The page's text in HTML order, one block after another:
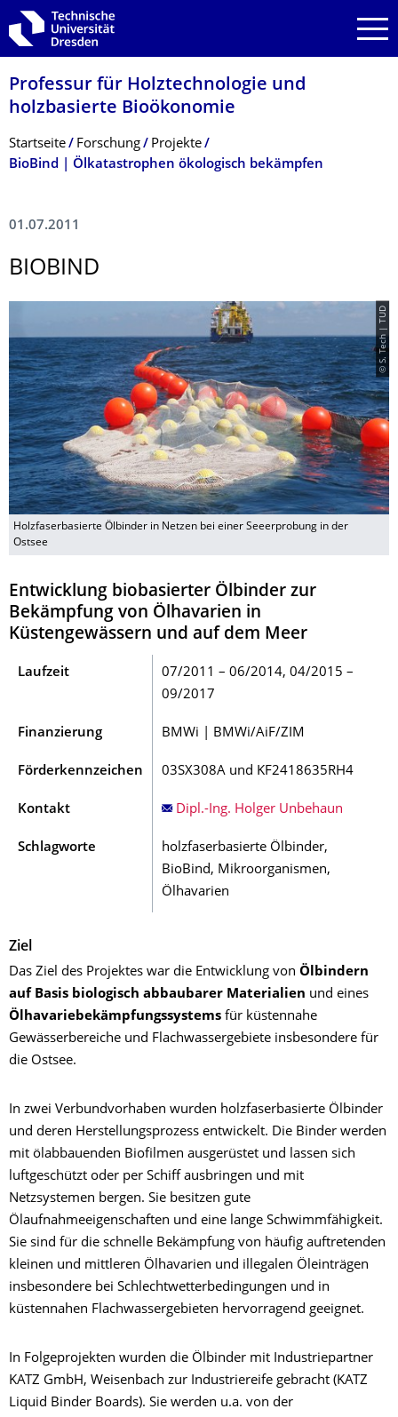
Zur Hauptnavigation springen
Zur Suche springen
Zum Inhalt springen
Professur für Holztechnologie und
holzbasierte Bioökonomie
Breadcrumb-Menü
Startseite Forschung
Projekte
BioBind | Ölkatastrophen ökologisch bekämpfen
01.07.2011
BIOBIND
© S. Tech | TUD
Holzfaserbasierte Ölbinder in Netzen bei einer Seeerprobung in der
Ostsee
Entwicklung biobasierter Ölbinder zur
Bekämpfung von Ölhavarien in
Küstengewässern und auf dem Meer
Laufzeit
07/2011 – 06/2014, 04/2015 –
09/2017
Finanzierung BMWi | BMWi/AiF/ZIM
Förderkennzeichen 03SX308A und KF2418635RH4
Kontakt Dipl.-Ing. Holger Unbehaun
Schlagworte
holzfaserbasierte Ölbinder,
BioBind, Mikroorganismen,
Ölhavarien
Ziel
Das Ziel des Projektes war die Entwicklung von Ölbindern
auf Basis biologisch abbaubarer Materialien und eines
Ölhavariebekämpfungssystems für küstennahe
Gewässerbereiche und Flachwassergebiete insbesondere für
die Ostsee.
In zwei Verbundvorhaben wurden holzfaserbasierte Ölbinder
und deren Herstellungsprozess entwickelt. Die Binder werden
mit ölabbauenden Biofilmen ausgerüstet und lassen sich
luftgeschützt oder per Schiff ausbringen und mit
Netzsystemen bergen. Sie besitzen gute
Ölaufnahmeeigenschaften und eine lange Schwimmfähigkeit.
Sie sind für die schnelle Bekämpfung von häufig auftretenden
kleinen und mittleren Ölhavarien und illegalen Öleinträgen
insbesondere bei Schlechtwetterbedingungen und in
küstennahen Flachwassergebieten hervorragend geeignet.
In Folgeprojekten wurden die Ölbinder mit Industriepartner
KATZ GmbH, Weisenbach zur Industriereife gebracht (KATZ
Liquid Binder Boards). Sie werden u.a. von der